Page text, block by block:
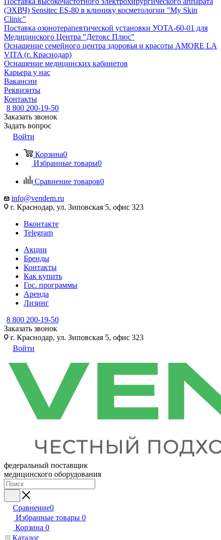
(ЭХВЧ) Sensitec ES-80 в клинику косметологии "My Skin
Clinic"
Поставка озонотерапевтической установки УОТА-60-01 для
Медицинского Центра "Детокс Плюс"
Оснащение семейного центра здоровья и красоты AMORE LA
VITA (г. Краснодар)
Оснащение медицинских кабинетов
Карьера у нас
Вакансии
Реквизиты
Контакты
8 800 200-19-50
Заказать звонок
Задать вопрос
Войти
Корзина0
Избранные товары0
Сравнение товаров0
info@vendem.ru
г. Краснодар, ул. Зиповская 5, офис 323
Вконтакте
Telegram
Акции
Бренды
Контакты
Как купить
Гос. программы
Аренда
Лизинг
8 800 200-19-50
Заказать звонок
г. Краснодар, ул. Зиповская 5, офис 323
Войти
федеральный поставщик
медицинского оборудования
Сравнение0
Избранные товары 0
Корзина 0
Каталог